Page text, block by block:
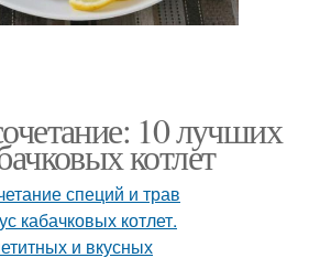
10 лучших
котлет